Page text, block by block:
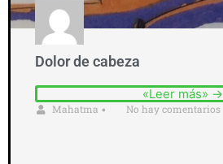
Dolor de cabeza
«Leer más» →
Mahatma • No hay comentarios